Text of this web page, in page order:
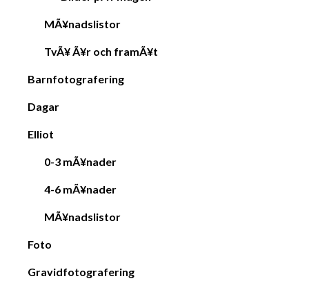
MÃ¥nadslistor
TvÃ¥ Ã¥r och framÃ¥t
Barnfotografering
Dagar
Elliot
0-3 mÃ¥nader
4-6 mÃ¥nader
MÃ¥nadslistor
Foto
Gravidfotografering